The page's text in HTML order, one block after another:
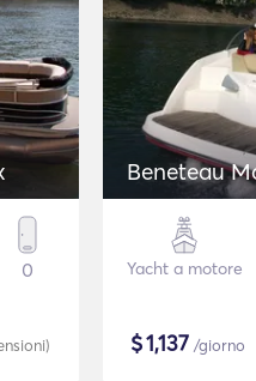
0
)
Beneteau
Yacht a motore
$1,137 /giorno